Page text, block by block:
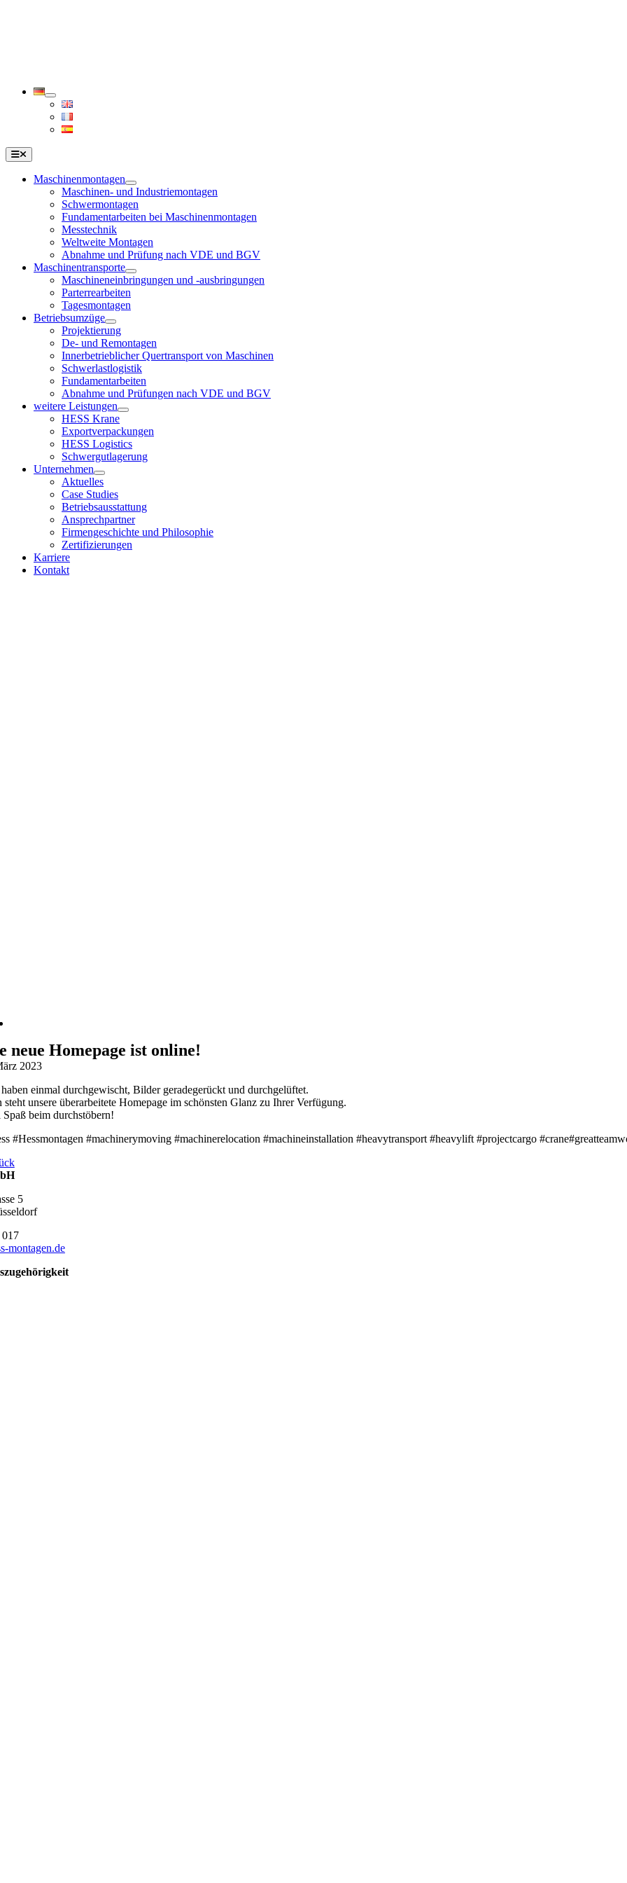
Toggle
Navigation
Maschinenmontagen
Maschinen- und Industriemontagen
Schwermontagen
Fundamentarbeiten bei Maschinenmontagen
Messtechnik
Weltweite Montagen
Abnahme und Prüfung nach VDE und BGV
Maschinentransporte
Maschineneinbringungen und -ausbringungen
Parterrearbeiten
Tagesmontagen
Betriebsumzüge
Projektierung
De- und Remontagen
Innerbetrieblicher Quertransport von Maschinen
Schwerlastlogistik
Fundamentarbeiten
Abnahme und Prüfungen nach VDE und BGV
weitere Leistungen
HESS Krane
Exportverpackungen
HESS Logistics
Schwergutlagerung
Unternehmen
Aktuelles
Case Studies
Betriebsausstattung
Ansprechpartner
Firmengeschichte und Philosophie
Zertifizierungen
Karriere
Kontakt
neue Homepage ist online!
2023
einmal durchgewischt, Bilder geradegerückt und durchgelüftet.
steht unsere überarbeitete Homepage im schönsten Glanz zu Ihrer Verfügung.
beim durchstöbern!
#Hessmontagen #machinerymoving #machinerelocation #machineinstallation #heavytransport #heavylift #projectcargo
5
017
montagen.de